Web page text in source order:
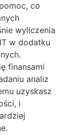
co
wyliczenia
w dodatku
finansami
analiz
uzyskasz
i